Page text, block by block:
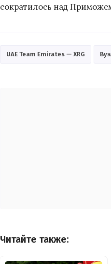
сократилось над
UAE Team Emirates — XRG
Читайте также: